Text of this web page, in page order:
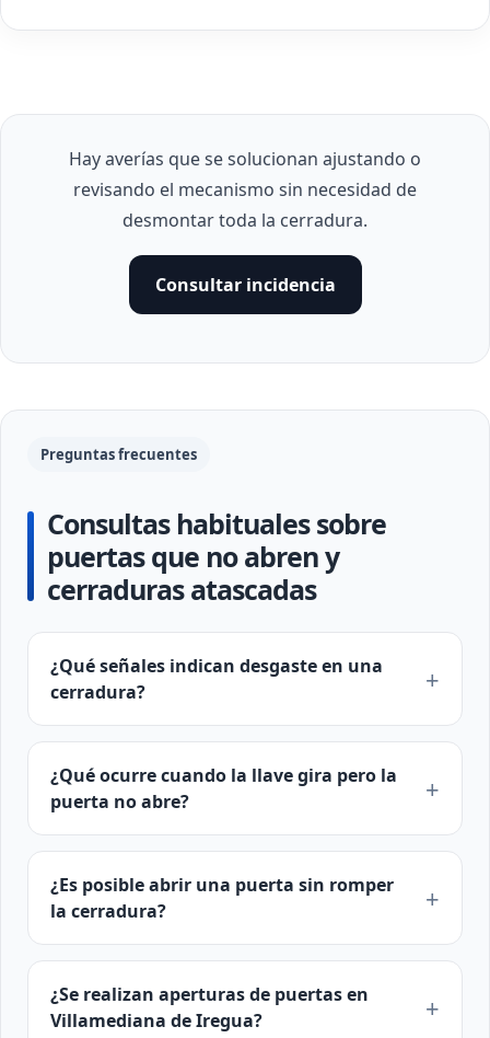
Hay averías que se solucionan ajustando o
revisando el mecanismo sin necesidad de
desmontar toda la cerradura.
Consultar incidencia
Preguntas frecuentes
Consultas habituales sobre
puertas que no abren y
cerraduras atascadas
¿Qué señales indican desgaste en una
cerradura?
¿Qué ocurre cuando la llave gira pero la
puerta no abre?
¿Es posible abrir una puerta sin romper
la cerradura?
¿Se realizan aperturas de puertas en
Villamediana de Iregua?